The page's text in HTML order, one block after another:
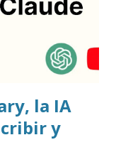
la IA
y